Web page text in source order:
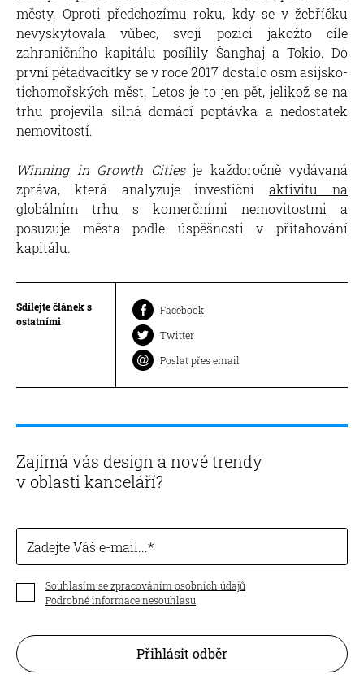
městy. Oproti předchozímu roku, kdy se v žebříčku
nevyskytovala vůbec, svoji pozici jakožto cíle
zahraničního kapitálu posílily Šanghaj a Tokio. Do
první pětadvacítky se v roce 2017 dostalo osm asijsko-
tichomořských měst. Letos je to jen pět, jelikož se na
trhu projevila silná domácí poptávka a nedostatek
nemovitostí.
Winning in Growth Citiesje každoročně vydávaná
zpráva, která analyzuje investičníaktivitu na
globálním trhu s komerčními nemovitostmi a
posuzuje města podle úspěšnosti v přitahování
kapitálu.
Sdílejte článek s
ostatními
Facebook
Twitter
Poslat přes email
Zajímá vás design a nové trendy
v oblasti kanceláří?
Zadejte Váš e-mail...
Souhlasím se zpracováním osobních údajů
Podrobné informace nesouhlasu
Přihlásit odběr